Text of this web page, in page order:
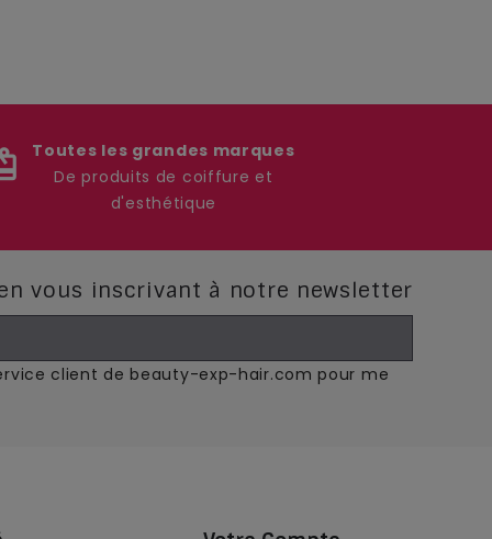
Toutes les grandes marques
De produits de coiffure et
d'esthétique
vous inscrivant à notre newsletter
client de beauty-exp-hair.com pour me